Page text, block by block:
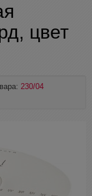
цвет
230/04